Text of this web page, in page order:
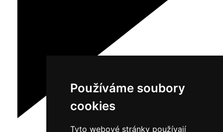
Používáme soubory
cookies
Tyto webové stránky používají